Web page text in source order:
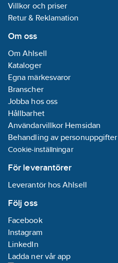
Villkor och priser
Retur & Reklamation
Om oss
Om Ahlsell
Kataloger
Egna märkesvaror
Branscher
Jobba hos oss
Hållbarhet
Användarvillkor Hemsidan
Behandling av personuppgifter
Cookie-inställningar
För leverantörer
Leverantör hos Ahlsell
Följ oss
Facebook
Instagram
LinkedIn
Ladda ner vår app